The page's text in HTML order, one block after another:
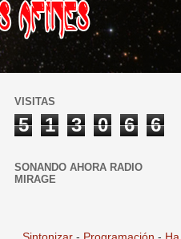
VISITAS
5 1 3 0 6 6
SONANDO AHORA RADIO
MIRAGE